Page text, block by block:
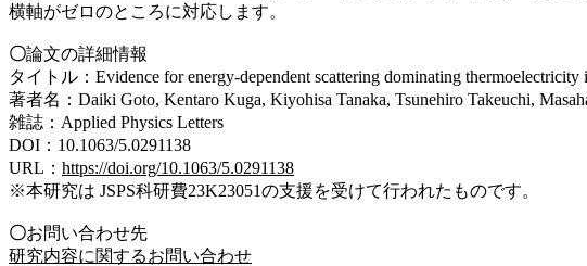
横軸がゼロのところに対応します。
〇論文の詳細情報
タイトル：Evidence for energy-dependent scattering dominating
著者名：Daiki Goto, Kentaro Kuga, Kiyohisa Tanaka, Tsunehiro Takeuchi,
雑誌：Applied Physics Letters
DOI：10.1063/5.0291138
URL： https://doi.org/10.1063/5.0291138
※本研究は JSPS科研費23K23051の支援を受けて行われたものです。
〇お問い合わせ先
研究内容に関するお問い合わせ